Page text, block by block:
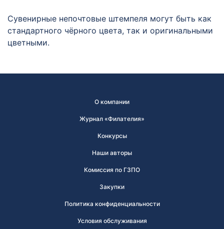
Сувенирные непочтовые штемпеля могут быть как
стандартного чёрного цвета, так и оригинальными
цветными.
О компании
Журнал «Филателия»
Конкурсы
Наши авторы
Комиссия по ГЗПО
Закупки
Политика конфиденциальности
Условия обслуживания